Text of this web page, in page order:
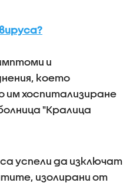
и
което
им хоспитализиране
"Кралица
успели да изключат
изолирани от